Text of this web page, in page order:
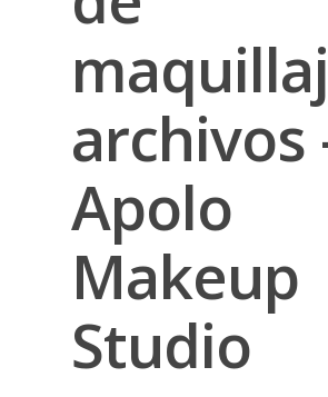
archivos
Apolo
Makeup
Studio